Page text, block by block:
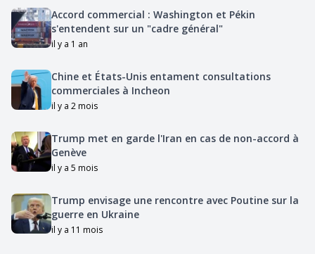
Accord commercial : Washington et Pékin
s'entendent sur un "cadre général"
il y a 1 an
Chine et États-Unis entament consultations
commerciales à Incheon
il y a 2 mois
Trump met en garde l'Iran en cas de non-accord à
Genève
il y a 5 mois
Trump envisage une rencontre avec Poutine sur la
guerre en Ukraine
il y a 11 mois